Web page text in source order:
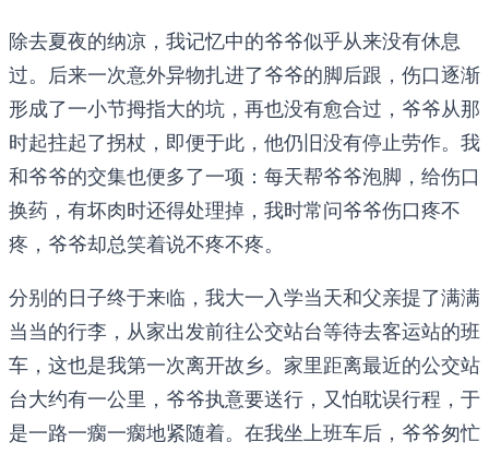
除去夏夜的纳凉，我记忆中的爷爷似乎从来没有休息
过。后来一次意外异物扎进了爷爷的脚后跟，伤口逐渐
形成了一小节拇指大的坑，再也没有愈合过，爷爷从那
时起拄起了拐杖，即便于此，他仍旧没有停止劳作。我
和爷爷的交集也便多了一项：每天帮爷爷泡脚，给伤口
换药，有坏肉时还得处理掉，我时常问爷爷伤口疼不
疼，爷爷却总笑着说不疼不疼。
分别的日子终于来临，我大一入学当天和父亲提了满满
当当的行李，从家出发前往公交站台等待去客运站的班
车，这也是我第一次离开故乡。家里距离最近的公交站
台大约有一公里，爷爷执意要送行，又怕耽误行程，于
是一路一瘸一瘸地紧随着。在我坐上班车后，爷爷匆忙